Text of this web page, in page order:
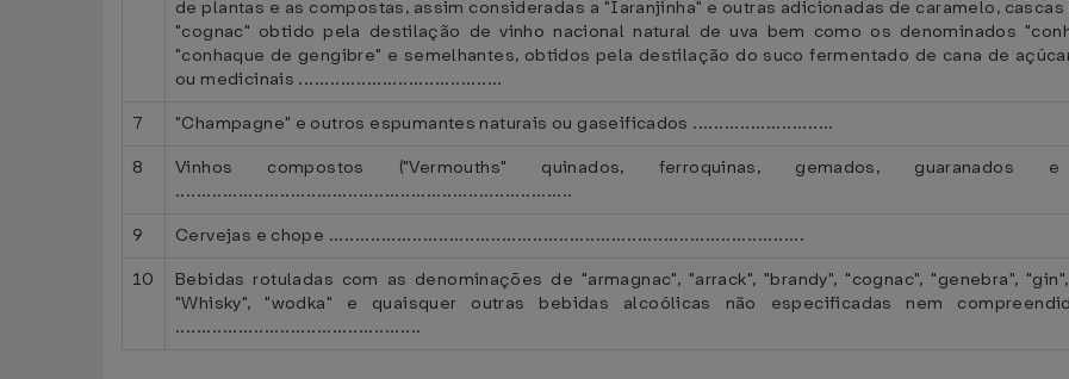
de plantas e as compostas, assim consideradas a "Iaranjinha" e outras adicionadas de caramelo,
"cognac" obtido pela destilação de vinho nacional natural de uva bem como os denominados
"conhaque de gengibre" e semelhantes, obtidos pela destilação do suco fermentado de cana de
ou medicinais .......................................
7 "Champagne" e outros espumantes naturais ou gaseificados ...........................
8
Vinhos compostos ("Vermouths" quinados, ferroquinas, gemados,
............................................................................
9 Cervejas e chope ...........................................................................................
10
Bebidas rotuladas com as denominações de "armagnac", "arrack", "brandy", "cognac", "genebra",
"Whisky", "wodka" e quaisquer outras bebidas alcoólicas não especificadas nem
...............................................